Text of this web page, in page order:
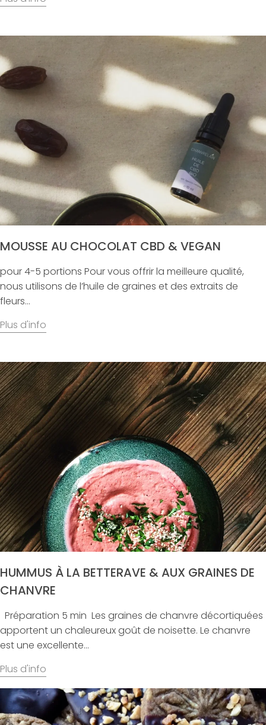
MOUSSE AU CHOCOLAT CBD & VEGAN
pour 4-5 portions Pour vous offrir la meilleure qualité,
nous utilisons de l’huile de graines et des extraits de
fleurs...
HUMMUS À LA BETTERAVE & AUX GRAINES DE
CHANVRE
Préparation 5 min Les graines de chanvre décortiquées
apportent un chaleureux goût de noisette. Le chanvre
est une excellente...